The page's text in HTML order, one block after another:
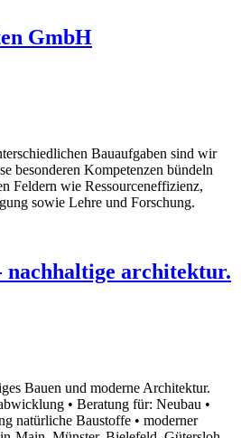
GmbH
Bauaufgaben sind wir
besonderen Kompetenzen bündeln
Feldern wie Ressourceneffizienz,
sowie Lehre und Forschung.
nachhaltige architektur.
Bauen und moderne Architektur.
• Beratung für: Neubau •
natürliche Baustoffe • moderner